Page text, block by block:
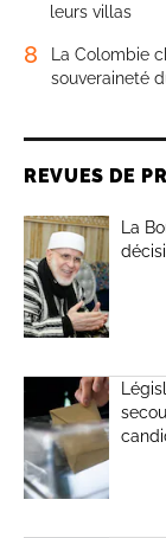
leurs villas
8
La Colombie
souveraineté
REVUES DE
La